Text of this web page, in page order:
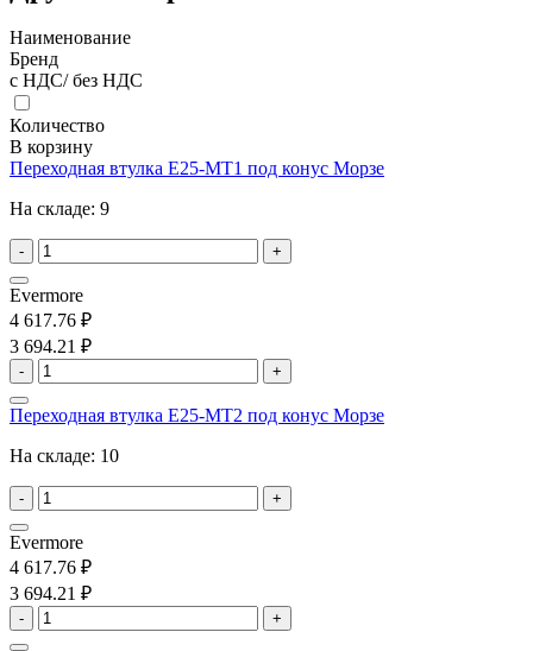
Наименование
Бренд
с НДС/ без НДС
Количество
В корзину
Переходная втулка E25-MT1 под конус Морзе
На складе: 9
- +
Evermore
4 617.76 ₽
3 694.21 ₽
- +
Переходная втулка E25-MT2 под конус Морзе
На складе: 10
- +
Evermore
4 617.76 ₽
3 694.21 ₽
- +